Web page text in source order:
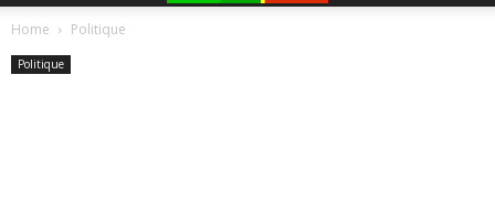
Home Politique
Politique